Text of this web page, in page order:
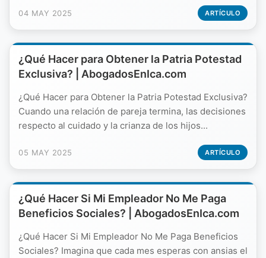
04 MAY 2025 ARTÍCULO
¿Qué Hacer para Obtener la Patria Potestad
Exclusiva? | AbogadosEnIca.com
¿Qué Hacer para Obtener la Patria Potestad Exclusiva?
Cuando una relación de pareja termina, las decisiones
respecto al cuidado y la crianza de los hijos...
05 MAY 2025 ARTÍCULO
¿Qué Hacer Si Mi Empleador No Me Paga
Beneficios Sociales? | AbogadosEnIca.com
¿Qué Hacer Si Mi Empleador No Me Paga Beneficios
Sociales? Imagina que cada mes esperas con ansias el